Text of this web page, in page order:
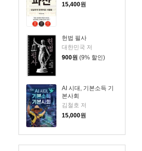
15,400원
헌법 필사
대한민국 저
900원 (9% 할인)
AI 시대, 기본소득 기
본사회
김철호 저
15,000원